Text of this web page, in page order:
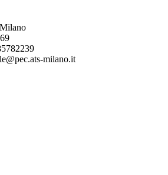
milano.it